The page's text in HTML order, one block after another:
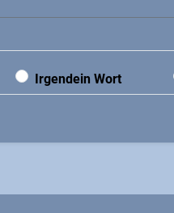
Irgendein Wort